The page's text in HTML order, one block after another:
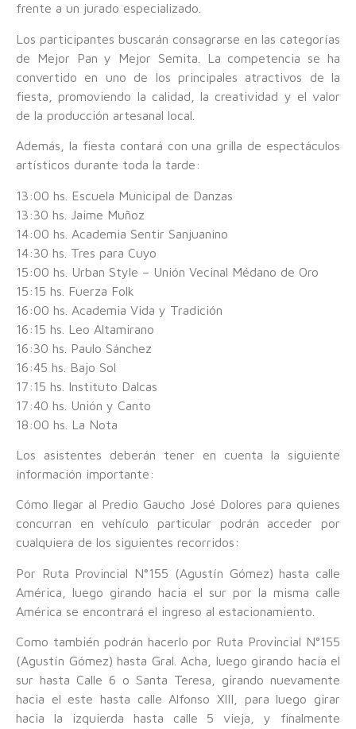
frente a un jurado especializado.
Los participantes buscarán consagrarse en las categorías
de Mejor Pan y Mejor Semita. La competencia se ha
convertido en uno de los principales atractivos de la
fiesta, promoviendo la calidad, la creatividad y el valor
de la producción artesanal local.
Además, la fiesta contará con una grilla de espectáculos
artísticos durante toda la tarde:
13:00 hs. Escuela Municipal de Danzas
13:30 hs. Jaime Muñoz
14:00 hs. Academia Sentir Sanjuanino
14:30 hs. Tres para Cuyo
15:00 hs. Urban Style – Unión Vecinal Médano de Oro
15:15 hs. Fuerza Folk
16:00 hs. Academia Vida y Tradición
16:15 hs. Leo Altamirano
16:30 hs. Paulo Sánchez
16:45 hs. Bajo Sol
17:15 hs. Instituto Dalcas
17:40 hs. Unión y Canto
18:00 hs. La Nota
Los asistentes deberán tener en cuenta la siguiente
información importante:
Cómo llegar al Predio Gaucho José Dolores para quienes
concurran en vehículo particular podrán acceder por
cualquiera de los siguientes recorridos:
Por Ruta Provincial N°155 (Agustín Gómez) hasta calle
América, luego girando hacia el sur por la misma calle
América se encontrará el ingreso al estacionamiento.
Como también podrán hacerlo por Ruta Provincial N°155
(Agustín Gómez) hasta Gral. Acha, luego girando hacia el
sur hasta Calle 6 o Santa Teresa, girando nuevamente
hacia el este hasta calle Alfonso XIII, para luego girar
hacia la izquierda hasta calle 5 vieja, y finalmente